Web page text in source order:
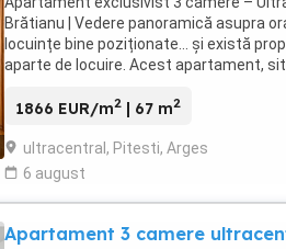
Brătianu | Vedere panoramică asupra
locuințe bine poziționate… și există
aparte de locuire. Acest apartament,
1866 EUR/m2 | 67 m2
ultracentral, Pitesti, Arges
6 august
Apartament 3 camere